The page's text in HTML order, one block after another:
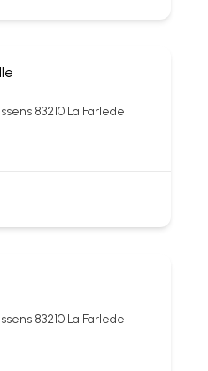
83210 La Farlede
83210 La Farlede